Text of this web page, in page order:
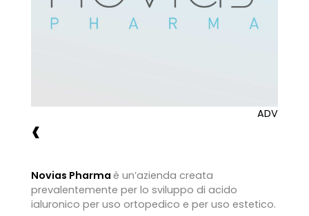
‹ ADV
Novias Pharma è un’azienda creata
prevalentemente per lo sviluppo di acido
ialuronico per uso ortopedico e per uso estetico.